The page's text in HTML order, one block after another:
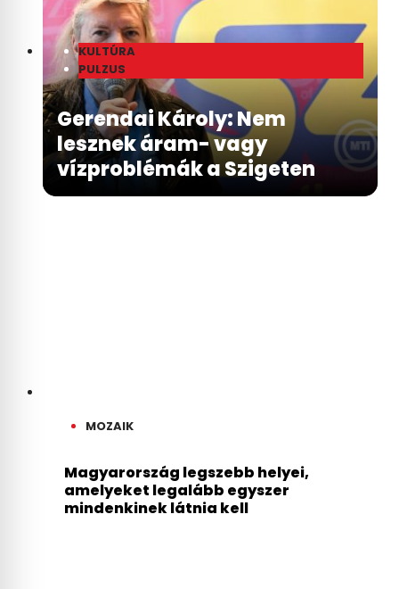
KULTÚRA
PULZUS
Gerendai Károly: Nem
lesznek áram- vagy
vízproblémák a Szigeten
MOZAIK
Magyarország legszebb helyei,
amelyeket legalább egyszer
mindenkinek látnia kell